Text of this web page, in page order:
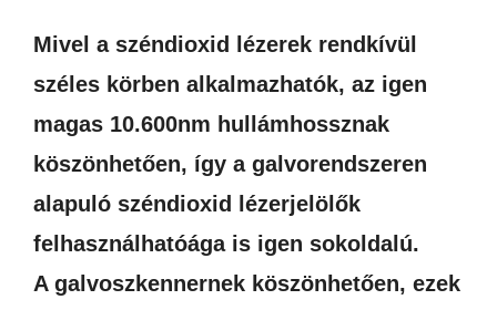
Mivel a széndioxid lézerek rendkívül
széles körben alkalmazhatók, az igen
magas 10.600nm hullámhossznak
köszönhetően, így a galvorendszeren
alapuló széndioxid lézerjelölők
felhasználhatóága is igen sokoldalú.
A galvoszkennernek köszönhetően, ezek